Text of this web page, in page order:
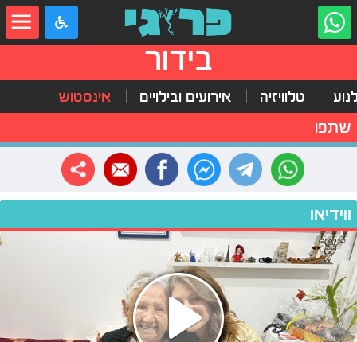
בידור
טלוויזיה אירועים ובילויים אינסטוש
שתפו
ווידיאו